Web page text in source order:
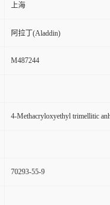
上海
阿拉丁(Aladdin)
M487244
4-Methacryloxyethyl trimellitic
70293-55-9